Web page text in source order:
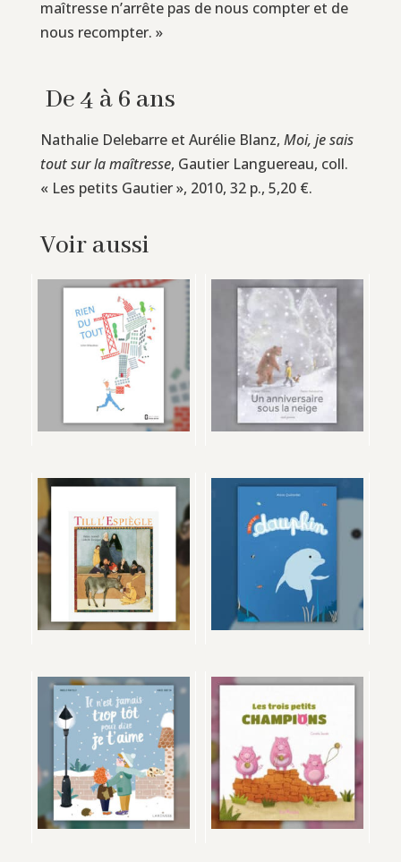
maîtresse n’arrête pas de nous compter et de
nous recompter. »
De 4 à 6 ans
Nathalie Delebarre et Aurélie Blanz, Moi, je sais
tout sur la maîtresse, Gautier Languereau, coll.
« Les petits Gautier », 2010, 32 p., 5,20 €.
Voir aussi